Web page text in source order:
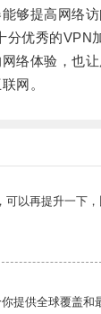
够提高网络访
优秀的VPN
络体验，也
网。
可以再提升一下
提供全球覆盖和